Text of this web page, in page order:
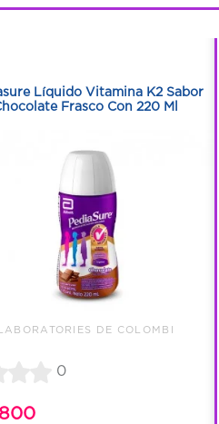
Líquido Vitamina K2 Sabor
Frasco Con 220 Ml
DE COLOMBI
0